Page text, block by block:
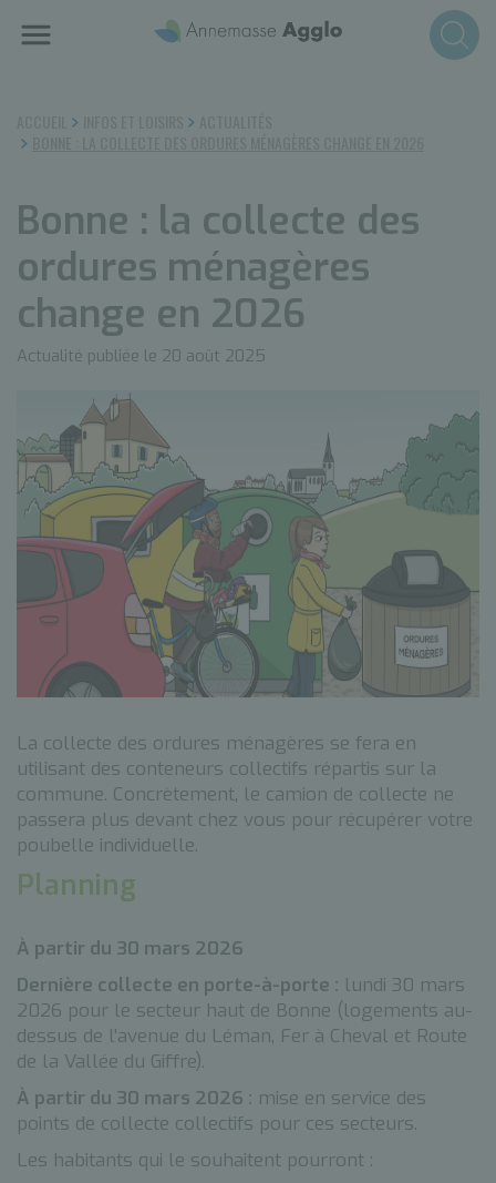
Bonne : la collecte des
ordures ménagères
change en 2026
Actualité publiée le 20 août 2025
La collecte des ordures ménagères se fera en
utilisant des conteneurs collectifs répartis sur la
commune. Concrètement, le camion de collecte ne
passera plus devant chez vous pour récupérer votre
poubelle individuelle.
Planning
À partir du 30 mars 2026
Dernière collecte en porte-à-porte : lundi 30 mars
2026 pour le secteur haut de Bonne (logements au-
dessus de l'avenue du Léman, Fer à Cheval et Route
de la Vallée du Giffre).
À partir du 30 mars 2026 : mise en service des
points de collecte collectifs pour ces secteurs.
Les habitants qui le souhaitent pourront :